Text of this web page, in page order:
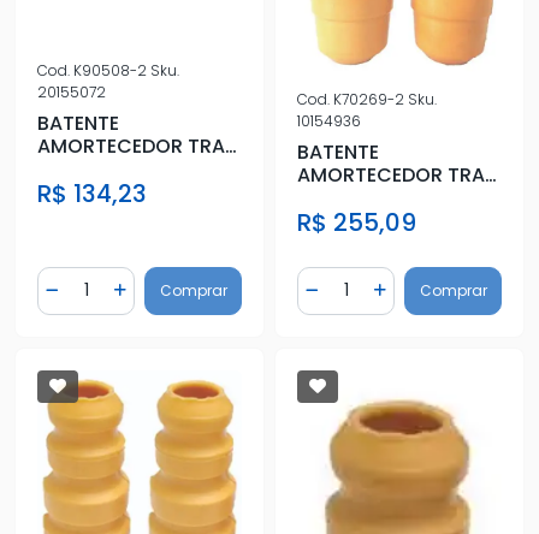
Cod. K90508-2 Sku.
20155072
BATENTE
AMORTECEDOR TRAS
R$ 134,23
Diminuir Quantidade
Quantidade
Adicionar Quantidade
Comprar
Cod. K70269-2 Sku.
10154936
BATENTE
AMORTECEDOR TRAS
R$ 255,09
Diminuir Quantidade
Quantidade
AdicionarComprar